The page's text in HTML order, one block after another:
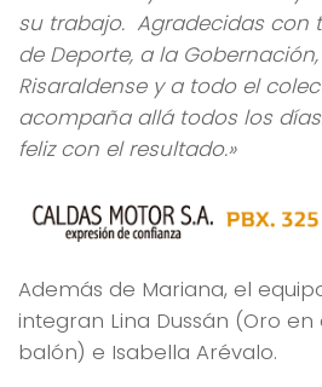
su trabajo. Agradecidas con
de Deporte, a la
Risaraldense y a todo el
acompaña allá todos los
feliz con el resultado.»
Además de Mariana, el
integran Lina Dussán (Oro
balón) e Isabella Arévalo.